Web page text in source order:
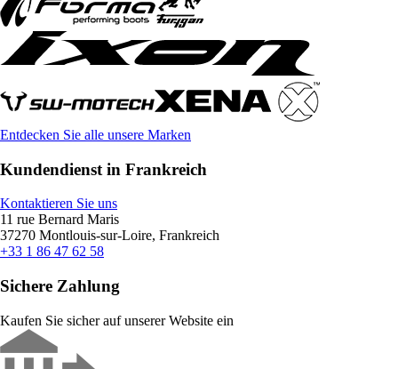
Entdecken Sie alle unsere Marken
Kundendienst in Frankreich
Kontaktieren Sie uns
11 rue Bernard Maris
37270 Montlouis-sur-Loire, Frankreich
+33 1 86 47 62 58
Sichere Zahlung
Kaufen Sie sicher auf unserer Website ein